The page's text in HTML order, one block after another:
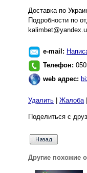
Доставка по
Подробности по
e-mail:
Телефон:
web адрес:
Удалить Жалоба|
Поделиться с
Другие похожие